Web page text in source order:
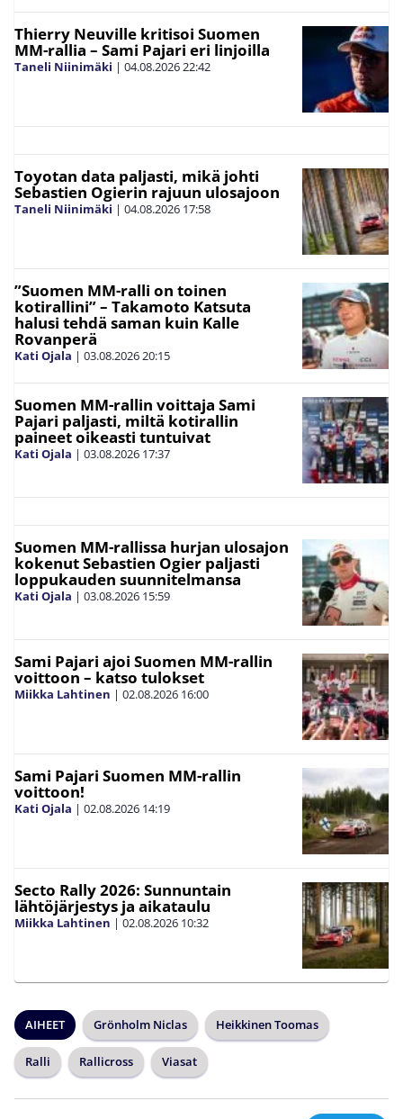
Thierry Neuville kritisoi Suomen
MM-rallia – Sami Pajari eri linjoilla
Taneli Niinimäki | 04.08.202622:42
Toyotan data paljasti, mikä johti
Sebastien Ogierin rajuun ulosajoon
Taneli Niinimäki | 04.08.2026 17:58
”Suomen MM-ralli on toinen
kotirallini” – Takamoto Katsuta
halusi tehdä saman kuin Kalle
Rovanperä
Kati Ojala | 03.08.202620:15
Suomen MM-rallin voittaja Sami
Pajari paljasti, miltä kotirallin
paineet oikeasti tuntuivat
Kati Ojala | 03.08.2026 17:37
Suomen MM-rallissa hurjan ulosajon
kokenut Sebastien Ogier paljasti
loppukauden suunnitelmansa
Kati Ojala | 03.08.2026 15:59
Sami Pajari ajoi Suomen MM-rallin
voittoon – katso tulokset
Miikka Lahtinen | 02.08.2026 16:00
Sami Pajari Suomen MM-rallin
voittoon!
Kati Ojala | 02.08.2026 14:19
Secto Rally 2026: Sunnuntain
lähtöjärjestys ja aikataulu
Miikka Lahtinen | 02.08.2026 10:32
AIHEET Grönholm Niclas Heikkinen Toomas
Ralli Rallicross Viasat